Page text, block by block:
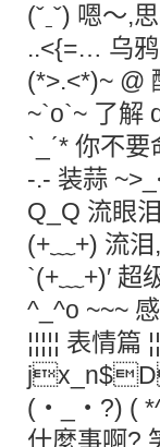
(ˇˍˇ) 嗯
..<{=… 乌
(*>.<*)~
~`o`~ 了
ˋ_ˊ* 你不
-.- 装蒜
Q_Q 流眼
(+﹏+) 流
`(+﹏+)′
^_^o ~~~
¦¦¦¦¦ 表情
(‧_‧?) (
什麼事啊?